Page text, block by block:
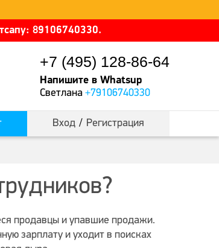
89106740330.
+7 (495) 128-86-64
Напишите в Whatsup
Светлана +79106740330
Вход / Регистрация
продавцы и упавшие продажи.
зарплату и уходит в поисках